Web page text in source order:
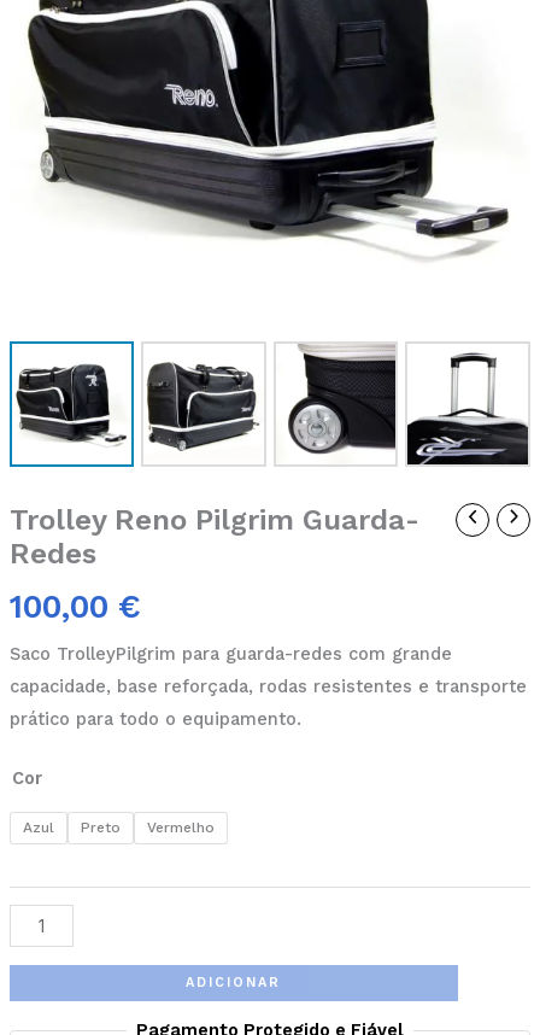
Trolley Reno Pilgrim Guarda-
Redes
100,00 €
Saco TrolleyPilgrim para guarda-redes com grande
capacidade, base reforçada, rodas resistentes e transporte
prático para todo o equipamento.
Cor
Azul Preto Vermelho
ADICIONAR
Pagamento Protegido e Fiável